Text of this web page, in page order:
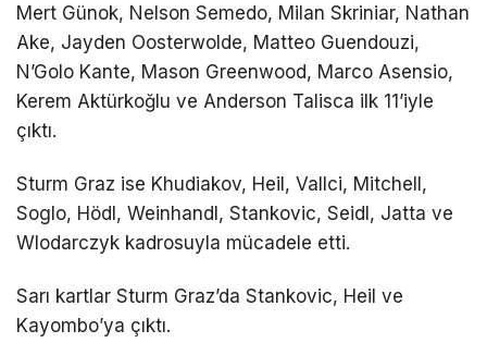
Mert Günok, Nelson Semedo, Milan Skriniar, Nathan
Ake, Jayden Oosterwolde, Matteo Guendouzi,
N’Golo Kante, Mason Greenwood, Marco Asensio,
Kerem Aktürkoğlu ve Anderson Talisca ilk 11’iyle
çıktı.
Sturm Graz ise Khudiakov, Heil, Vallci, Mitchell,
Soglo, Hödl, Weinhandl, Stankovic, Seidl, Jatta ve
Wlodarczyk kadrosuyla mücadele etti.
Sarı kartlar Sturm Graz’da Stankovic, Heil ve
Kayombo’ya çıktı.